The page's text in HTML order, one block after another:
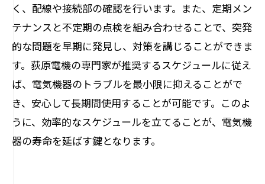
く、配線や接続部の確認を行います。また、定期メン
テナンスと不定期の点検を組み合わせることで、突発
的な問題を早期に発見し、対策を講じることができま
す。荻原電機の専門家が推奨するスケジュールに従え
ば、電気機器のトラブルを最小限に抑えることがで
き、安心して長期間使用することが可能です。このよ
うに、効率的なスケジュールを立てることが、電気機
器の寿命を延ばす鍵となります。